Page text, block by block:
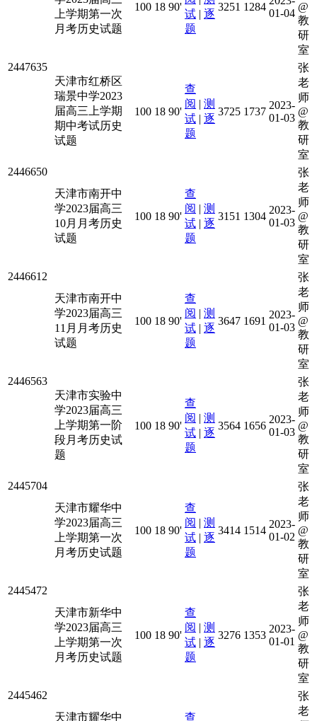
上学期第一次
月考历史试题
100 18 90'
试 | 逐
题
3251 1284
01-04
@
教
研
室
2447635
天津市红桥区
瑞景中学2023
届高三上学期
期中考试历史
试题
100 18 90'
查
阅 | 测
试 | 逐
题
3725 1737
2023-
01-03
张
老
师
@
教
研
室
2446650
天津市南开中
学2023届高三
10月月考历史
试题
100 18 90'
查
阅 | 测
试 | 逐
题
3151 1304
2023-
01-03
张
老
师
@
教
研
室
2446612
天津市南开中
学2023届高三
11月月考历史
试题
100 18 90'
查
阅 | 测
试 | 逐
题
3647 1691
2023-
01-03
张
老
师
@
教
研
室
2446563
天津市实验中
学2023届高三
上学期第一阶
段月考历史试
题
100 18 90'
查
阅 | 测
试 | 逐
题
3564 1656
2023-
01-03
张
老
师
@
教
研
室
2445704
天津市耀华中
学2023届高三
上学期第一次
月考历史试题
100 18 90'
查
阅 | 测
试 | 逐
题
3414 1514
2023-
01-02
张
老
师
@
教
研
室
2445472
天津市新华中
学2023届高三
上学期第一次
月考历史试题
100 18 90'
查
阅 | 测
试 | 逐
题
3276 1353
2023-
01-01
张
老
师
@
教
研
室
2445462
天津市耀华中
查
张
老